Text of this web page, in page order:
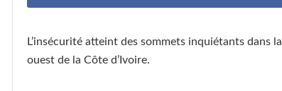
L’insécurité atteint des sommets inquiétants dans
ouest de la Côte d’Ivoire.